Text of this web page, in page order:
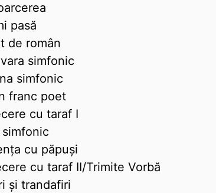
pasă
de român
simfonic
simfonic
franc poet
cu taraf I
cu păpuși
cu taraf II/Trimite Vorbă
și trandafiri